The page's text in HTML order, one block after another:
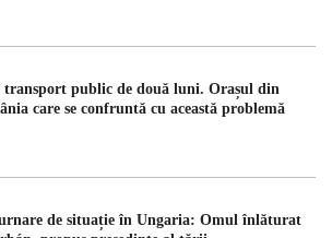
transport public de două luni. Orașul din
care se confruntă cu această problemă
de situație în Ungaria: Omul înlăturat